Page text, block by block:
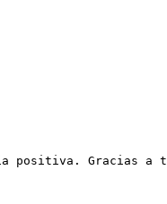
positiva. Gracias